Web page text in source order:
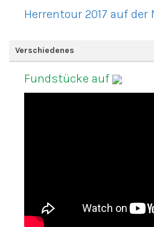
Herrentour 2017 auf der
Verschiedenes
Fundstücke auf